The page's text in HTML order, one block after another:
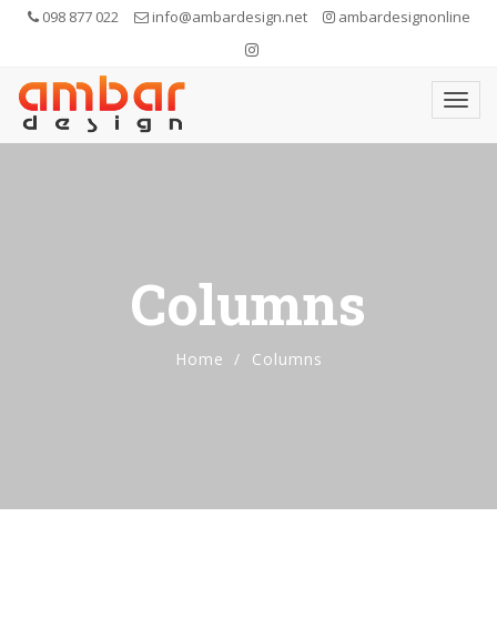
098 877 022 info@ambardesign.net ambardesignonline
Columns
Home Columns